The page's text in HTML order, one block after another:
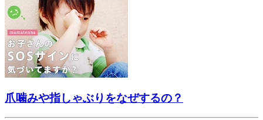
爪噛みや指しゃぶりをなぜするの？